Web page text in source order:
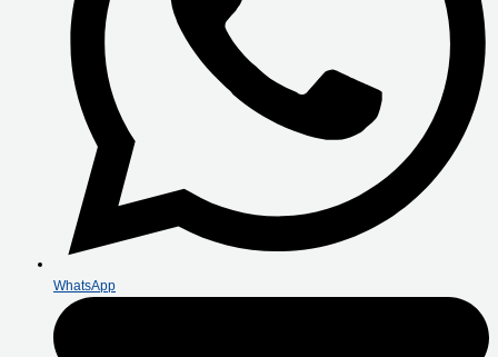
WhatsApp